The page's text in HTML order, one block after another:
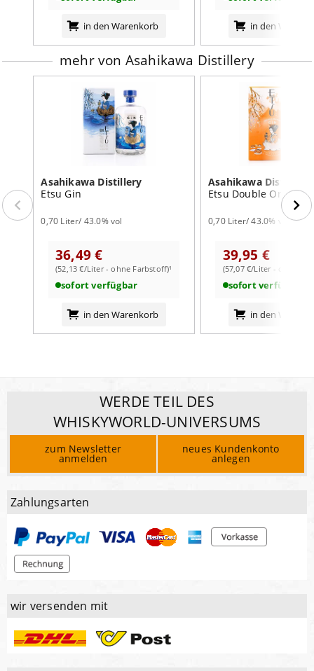
in den Warenkorb in den
mehr von Asahikawa Distillery
Asahikawa Distillery
Etsu Gin
0,70 Liter/ 43.0% vol
36,49 €
(52,13 €/Liter - ohne Farbstoff)¹
sofort verfügbar
in den Warenkorb
Asahikawa Distillery
Etsu Double Orange
0,70 Liter/ 43.0% vol
39,95 €
(57,07 €/Liter - ohne
sofort verfügbar
in den
WERDE TEIL DES
WHISKYWORLD-UNIVERSUMS
zum Newsletter
anmelden
neues Kundenkonto
anlegen
Zahlungsarten
wir versenden mit